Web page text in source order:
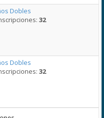
Dobles
32
Dobles
32